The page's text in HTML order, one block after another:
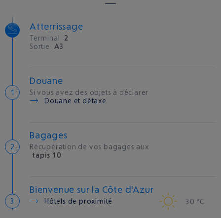
Atterrissage
Terminal
2
Sortie
A3
Douane
Si vous avez des objets à déclarer
Douane et détaxe
Bagages
Récupération de vos bagages aux
tapis 10
Bienvenue sur la Côte d'Azur
Hôtels de proximité 30 °C